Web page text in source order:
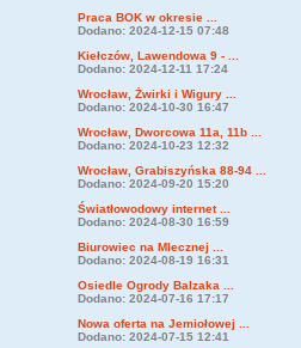
Praca BOK w okresie ...
Dodano: 2024-12-15 07:48
Kiełczów, Lawendowa 9 - ...
Dodano: 2024-12-11 17:24
Wrocław, Żwirki i Wigury ...
Dodano: 2024-10-30 16:47
Wrocław, Dworcowa 11a, 11b ...
Dodano: 2024-10-23 12:32
Wrocław, Grabiszyńska 88-94 ...
Dodano: 2024-09-20 15:20
Światłowodowy internet ...
Dodano: 2024-08-30 16:59
Biurowiec na Mlecznej ...
Dodano: 2024-08-19 16:31
Osiedle Ogrody Balzaka ...
Dodano: 2024-07-16 17:17
Nowa oferta na Jemiołowej ...
Dodano: 2024-07-15 12:41